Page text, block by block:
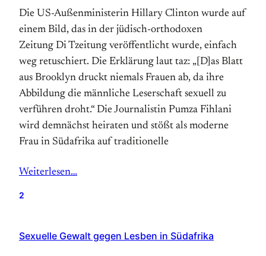
Die US-Außenministerin Hillary Clinton wurde auf
einem Bild, das in der jüdisch-orthodoxen
Zeitung Di Tzeitung veröffentlicht wurde, einfach
weg retuschiert. Die Erklärung laut taz: „[D]as Blatt
aus Brooklyn druckt niemals Frauen ab, da ihre
Abbildung die männliche Leserschaft sexuell zu
verführen droht.“ Die Journalistin Pumza Fihlani
wird demnächst heiraten und stößt als moderne
Frau in Südafrika auf traditionelle
Weiterlesen…
2
Sexuelle Gewalt gegen Lesben in Südafrika